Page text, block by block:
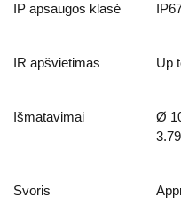
IP apsaugos klasė
IR apšvietimas Up
Išmatavimai
Ø
Svoris